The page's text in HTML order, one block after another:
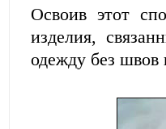
Освоив этот
изделия,
одежду без швов